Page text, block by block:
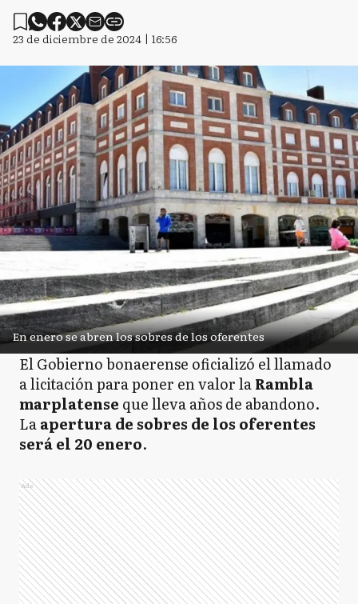
23 de diciembre de 2024 | 16:56
En enero se abren los sobres de los oferentes
El Gobierno bonaerense oficializó el llamado
a licitación para poner en valor laRambla
marplatense que lleva años de abandono.
Laapertura de sobres de los oferentes
será el 20 enero.
Ads